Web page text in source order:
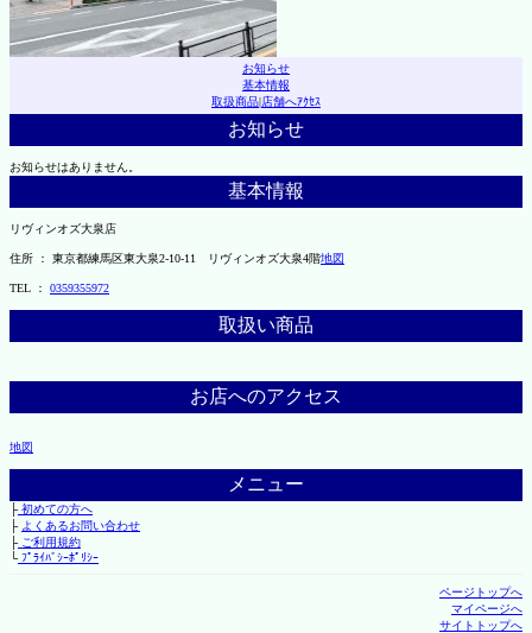
お知らせ
基本情報
取扱商品|店舗へｱｸｾｽ
お知らせ
お知らせはありません。
基本情報
リヴィンオズ大泉店
住所 ： 東京都練馬区東大泉2-10-11 リヴィンオズ大泉4階地図
TEL ： 0359355972
取扱い商品
お店へのアクセス
地図
メニュー
├初めての方へ
├ よくあるお問い合わせ
├ご利用規約
└ﾌﾟﾗｲﾊﾞｼｰﾎﾟﾘｼｰ
ページトップへ
マイページへ
サイトトップへ